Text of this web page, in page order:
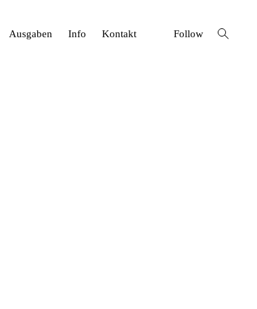
Ausgaben Info Kontakt Follow
open
search